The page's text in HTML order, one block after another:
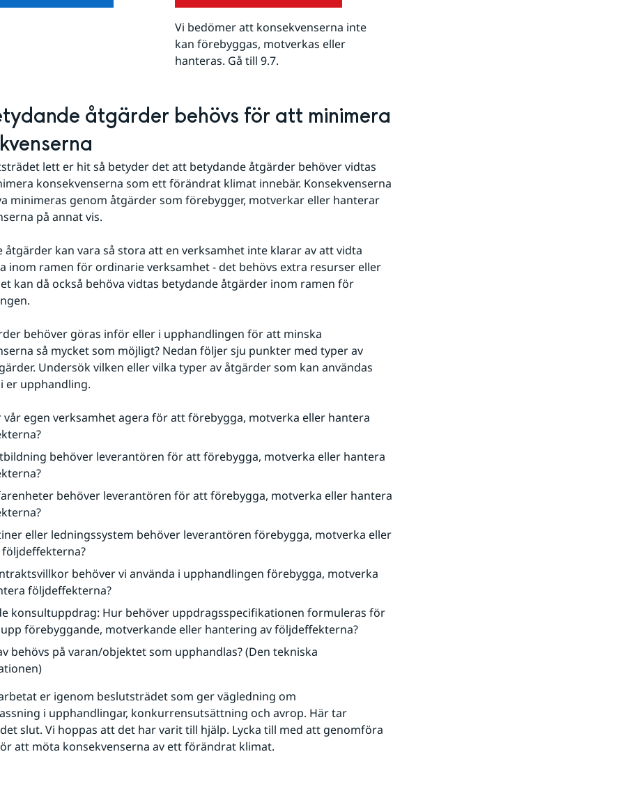
Vi bedömer att konsekvenserna inte
kan förebyggas, motverkas eller
hanteras. Gå till 9.7.
åtgärder behövs för att minimera
lett er hit så betyder det att betydande åtgärder behöver vidtas
konsekvenserna som ett förändrat klimat innebär. Konsekvenserna
minimeras genom åtgärder som förebygger, motverkar eller hanterar
på annat vis.
åtgärder kan vara så stora att en verksamhet inte klarar av att vidta
inom ramen för ordinarie verksamhet - det behövs extra resurser eller
kan då också behöva vidtas betydande åtgärder inom ramen för
behöver göras inför eller i upphandlingen för att minska
så mycket som möjligt? Nedan följer sju punkter med typer av
Undersök vilken eller vilka typer av åtgärder som kan användas
er upphandling.
vår egen verksamhet agera för att förebygga, motverka eller hantera
behöver leverantören för att förebygga, motverka eller hantera
behöver leverantören för att förebygga, motverka eller hantera
eller ledningssystem behöver leverantören förebygga, motverka eller
behöver vi använda i upphandlingen förebygga, motverka
följdeffekterna?
konsultuppdrag: Hur behöver uppdragsspecifikationen formuleras för
förebyggande, motverkande eller hantering av följdeffekterna?
behövs på varan/objektet som upphandlas? (Den tekniska
er igenom beslutsträdet som ger vägledning om
i upphandlingar, konkurrensutsättning och avrop. Här tar
slut. Vi hoppas att det har varit till hjälp. Lycka till med att genomföra
att möta konsekvenserna av ett förändrat klimat.